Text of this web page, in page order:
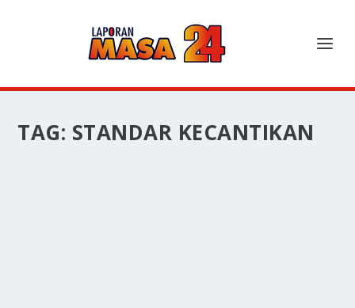
TAG: STANDAR KECANTIKAN